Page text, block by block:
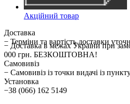
Акційний товар
Доставка
− Терміни та вартість доставки
− Доставка в межах України при
000 грн. БЕЗКОШТОВНА!
Самовивіз
− Самовивіз із точки видачі із
Установка
−38 (066) 162 5149